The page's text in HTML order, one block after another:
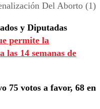
Del Aborto (1)
y Diputadas
permite la
las 14 semanas de
75 votos a favor, 68 en